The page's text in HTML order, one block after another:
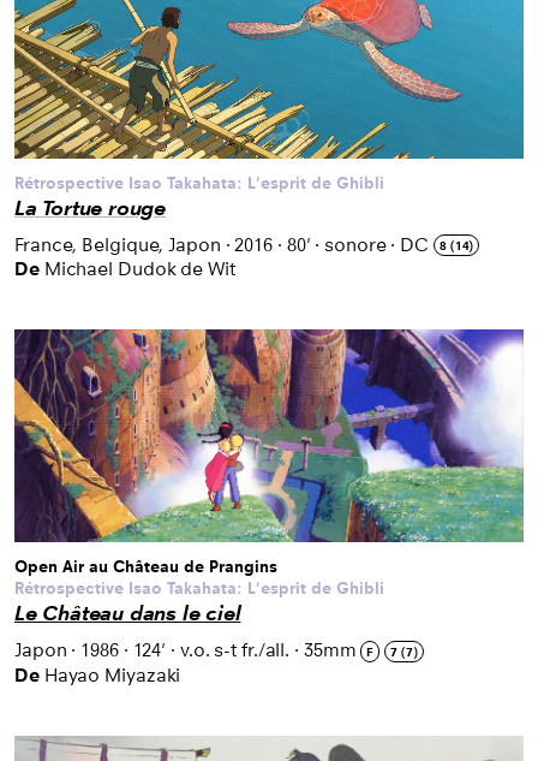
Rétrospective Isao Takahata: L'esprit de Ghibli
La Tortue rouge
France, Belgique, Japon · 2016 · 80' · sonore· DC 8 (14)
De Michael Dudok de Wit
Open Air au Château de Prangins
Rétrospective Isao Takahata: L'esprit de Ghibli
Le Château dans le ciel
Japon · 1986· 124' · v.o. s-t fr./all. · 35mm F 7 (7)
De Hayao Miyazaki